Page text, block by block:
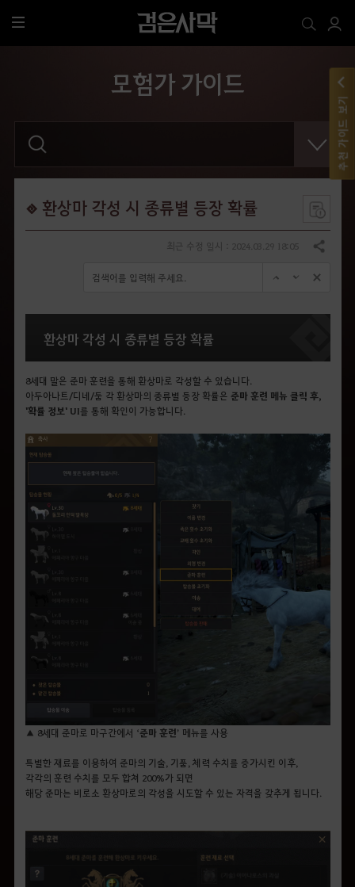
전
모험가 가이드
를
입
환상마 각성 시 종류별 등장 확률
공유하기
환상마 각성 시 종류별 등장 확률
8세대 말은 준마 훈련을 통해 환상마로 각성할 수 있습니다.
아두아나트/디네/둠 각 환상마의 종류별 등장 확률은 준마 훈련 메뉴 클릭 후,
'확률 정보' UI를 통해 확인이 가능합니다.
▲ 8세대 준마로 마구간에서 ‘준마 훈련’ 메뉴를 사용
특별한 재료를 이용하여 준마의 기술, 기품, 체력 수치를 증가시킨 이후,
각각의 훈련 수치를 모두 합쳐 200%가 되면
해당 준마는 비로소 환상마로의 각성을 시도할 수 있는 자격을 갖추게 됩니다.
추천 가이드 보기